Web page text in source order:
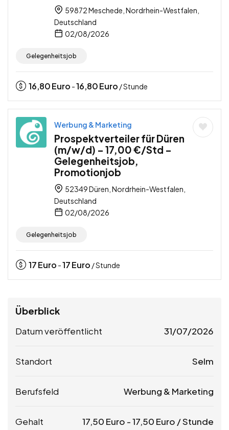
59872 Meschede, Nordrhein-Westfalen,
Deutschland
02/08/2026
Gelegenheitsjob
16,80Euro -16,80Euro / Stunde
Werbung & Marketing
Prospektverteiler für Düren
(m/w/d) – 17,00 €/Std –
Gelegenheitsjob,
Promotionjob
52349 Düren, Nordrhein-Westfalen,
Deutschland
02/08/2026
Gelegenheitsjob
17Euro -17Euro / Stunde
Überblick
Datum veröffentlicht 31/07/2026
Standort Selm
Berufsfeld Werbung & Marketing
Gehalt 17,50 Euro -17,50 Euro / Stunde